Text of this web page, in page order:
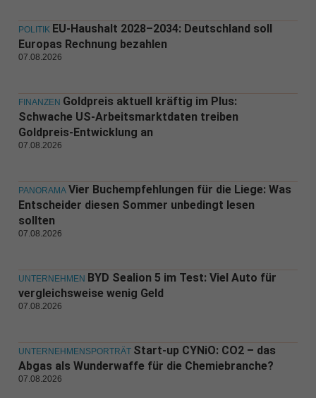
POLITIK EU-Haushalt 2028–2034: Deutschland soll
Europas Rechnung bezahlen
07.08.2026
FINANZEN Goldpreis aktuell kräftig im Plus:
Schwache US-Arbeitsmarktdaten treiben
Goldpreis-Entwicklung an
07.08.2026
PANORAMA Vier Buchempfehlungen für die Liege: Was
Entscheider diesen Sommer unbedingt lesen
sollten
07.08.2026
UNTERNEHMEN BYD Sealion 5 im Test: Viel Auto für
vergleichsweise wenig Geld
07.08.2026
UNTERNEHMENSPORTRÄT Start-up CYNiO: CO2 – das
Abgas als Wunderwaffe für die Chemiebranche?
07.08.2026